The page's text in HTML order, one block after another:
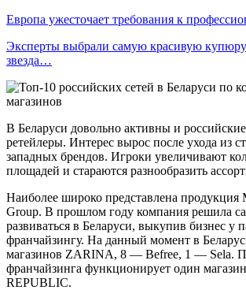
Европа ужесточает требования к
Эксперты выбрали самую красивую
звезда…
В Беларуси довольно активны и
ретейлеры. Интерес вырос после ухода из
западных брендов. Игроки увеличивают
площадей и стараются разнообразить
Наиболее широко представлена продукция
Group. В прошлом году компания решила
развиваться в Беларуси, выкупив бизнес у
франчайзингу. На данный момент в
магазинов ZARINA, 8 — Befree, 1 — Sela.
франчайзинга функционирует один
REPUBLIC.